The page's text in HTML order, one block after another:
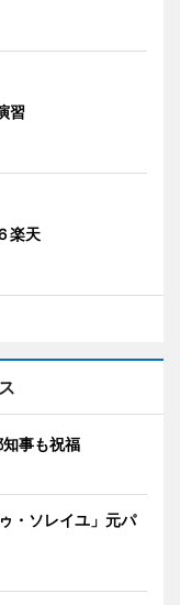
習
楽天
事も祝福
・ソレイユ」元パ